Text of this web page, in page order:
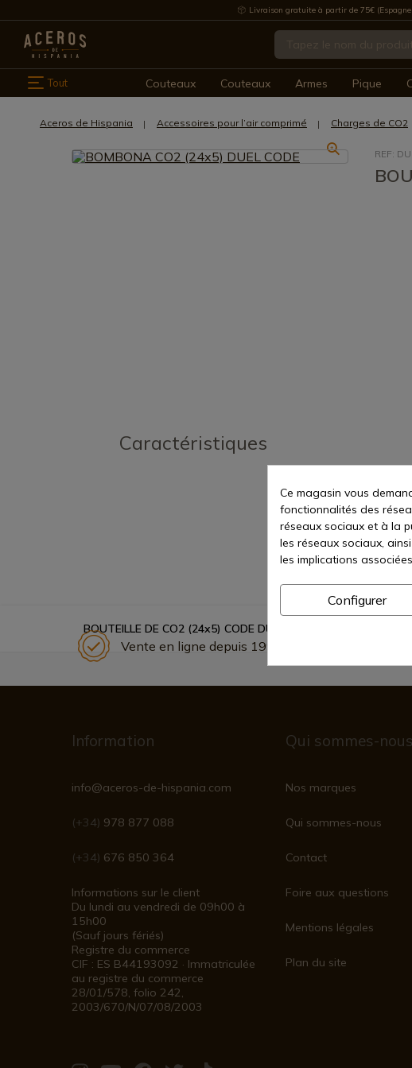
Livraison gratuite à partir de 75€
Tout Couteaux Couteaux Armes Pique
Aceros de Hispania Accessoires pour l’air comprimé Charges de CO2
REF:
Caractéristiques
BOUTEILLE DE CO2 (24x5) CODE DUEL
Vente en ligne depuis 1998
Information
info@aceros-de-hispania.com
(+34) 978 877 088
(+34) 676 850 364
Informations sur le client
Du lundi au vendredi de 09h00 à
15h00
(Sauf jours fériés)
Registre du commerce
CIF : ES B44193092 · Immatriculée
au registre du commerce
28/01/578, folio 242,
2003/670/N/07/08/2003
Qui sommes-nous
Nos marques
Qui sommes-nous
Contact
Foire aux questions
Mentions légales
Plan du site
Ce magasin vous
fonctionnalités des
réseaux sociaux et à la
les réseaux sociaux,
les implications
Configurer